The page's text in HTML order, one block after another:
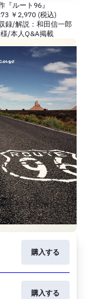
『ルート96』
￥2,970 (税込)
録/解説：和田信一郎
様/本人Q&A掲載
購入する
購入する